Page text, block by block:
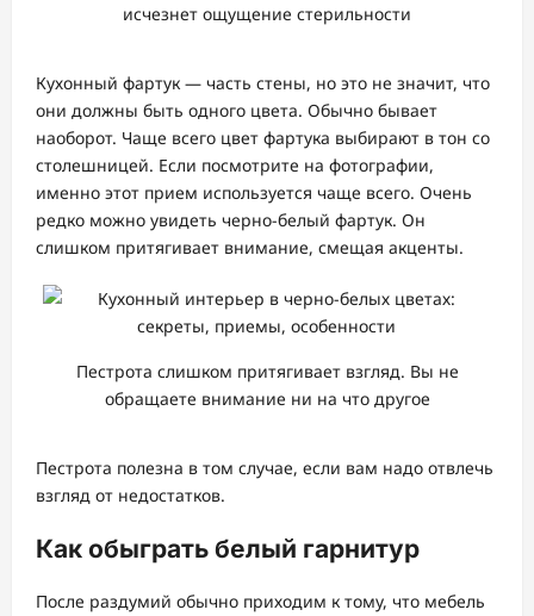
исчезнет ощущение стерильности
Кухонный фартук — часть стены, но это не значит, что
они должны быть одного цвета. Обычно бывает
наоборот. Чаще всего цвет фартука выбирают в тон со
столешницей. Если посмотрите на фотографии,
именно этот прием используется чаще всего. Очень
редко можно увидеть черно-белый фартук. Он
слишком притягивает внимание, смещая акценты.
Пестрота слишком притягивает взгляд. Вы не
обращаете внимание ни на что другое
Пестрота полезна в том случае, если вам надо отвлечь
взгляд от недостатков.
Как обыграть белый гарнитур
После раздумий обычно приходим к тому, что мебель